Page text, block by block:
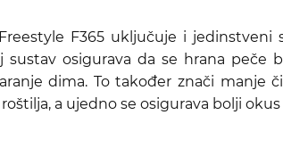
F365 uključuje i
sustav osigurava da se hrana
dima. To također znači manje
a ujedno se osigurava bolji